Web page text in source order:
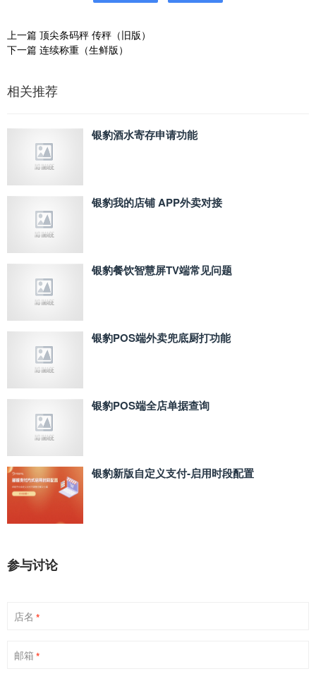
上一篇 顶尖条码秤 传秤（旧版）
下一篇 连续称重（生鲜版）
相关推荐
银豹酒水寄存申请功能
银豹我的店铺 APP外卖对接
银豹餐饮智慧屏TV端常见问题
银豹POS端外卖兜底厨打功能
银豹POS端全店单据查询
银豹新版自定义支付‑启用时段配置
参与讨论
店名 *
邮箱 *